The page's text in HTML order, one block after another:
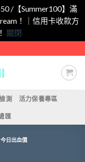
/【Summer100】滿
！｜信用卡收款方
關閉
測 活力保養專區
匯
今日出血價